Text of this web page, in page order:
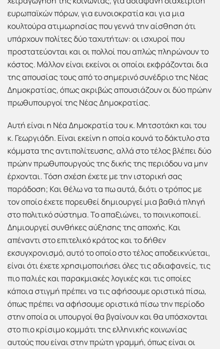
ευρωπαϊκών πόρων, για ευνοιοκρατία και για μια
κουλτούρα ατιμωρησίας που γεννά την αίσθηση ότι
υπάρχουν πολίτες δύο ταχυτήτων: οι ισχυροί που
προστατεύονται και οι πολλοί που απλώς πληρώνουν το
κόστος. Μάλλον είναι εκείνοι οι οποίοι εκφράζονται δια
της απουσίας τους από το σημερινό συνέδριο της Νέας
Δημοκρατίας, όπως ακριβώς απουσιάζουν οι δύο πρώην
πρωθυπουργοί της Νέας Δημοκρατίας.
Αυτή είναι η Νέα Δημοκρατία του κ. Μητσοτάκη και του
κ. Γεωργιάδη. Είναι εκείνη η οποία κουνά το δάκτυλο στα
κόμματα της αντιπολίτευσης, αλλά στο τέλος βλέπει δύο
πρώην πρωθυπουργούς της δικής της περιόδου να μην
έρχονται. Τόση σχέση έχετε με την ιστορική σας
παράδοση; Και θέλω να τα πω αυτά, διότι ο τρόπος με
τον οποίο έχετε πορευθεί δημιουργεί μια βαθιά πληγή
στο πολιτικό σύστημα. Το απαξιώνει, το ποινικοποιεί.
Δημιουργεί συνθήκες αύξησης της αποχής. Και
απέναντι στο επιτελικό κράτος και το δήθεν
εκσυγχρονισμό, αυτό το οποίο στο τέλος αποδεικνύεται,
είναι ότι έχετε χρησιμοποιήσει όλες τις αδιαφανείς, τις
πιο παλιές και παρακμιακές λογικές και τις οποίες
κάποια στιγμή πρέπει να τις αφήσουμε οριστικά πίσω,
όπως πρέπει να αφήσουμε οριστικά πίσω την περίοδο
στην οποία οι υπουργοί θα βγαίνουν και θα υπόσχονται
στο πιο κρίσιμο κομμάτι της ελληνικής κοινωνίας
αυτούς που είναι στην πρώτη γραμμή, όπως είναι οι